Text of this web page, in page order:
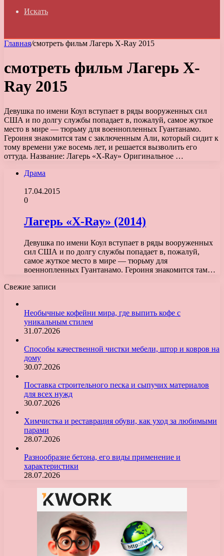
Искать
Главная/смотреть фильм Лагерь X-Ray 2015
смотреть фильм Лагерь X-
Ray 2015
Девушка по имени Коул вступает в ряды вооруженных сил
США и по долгу службы попадает в, пожалуй, самое жуткое
место в мире — тюрьму для военнопленных Гуантанамо.
Героиня знакомится там с заключенным Али, который сидит к
тому времени уже восемь лет, и решается вызволить его
оттуда. Название: Лагерь «X-Ray» Оригинальное …
Драма
17.04.2015
0
Лагерь «X-Ray» (2014)
Девушка по имени Коул вступает в ряды вооруженных
сил США и по долгу службы попадает в, пожалуй,
самое жуткое место в мире — тюрьму для
военнопленных Гуантанамо. Героиня знакомится там…
Свежие записи
Необычные кофейни мира, где выпить кофе с
уникальным стилем
31.07.2026
Способы качественной чистки мебели, штор и ковров на
дому
30.07.2026
Поставка строительного песка и сыпучих материалов
для всех нужд
30.07.2026
Химчистка и реставрация обуви, как уход за любимыми
парами
28.07.2026
Разнообразие бетона, его виды применение и
характеристики
28.07.2026